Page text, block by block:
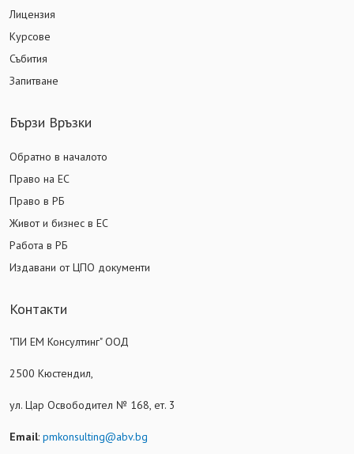
Лицензия
Курсове
Събития
Запитване
Бързи Връзки
Обратно в началото
Право на ЕС
Право в РБ
Живот и бизнес в ЕС
Работа в РБ
Издавани от ЦПО документи
Контакти
"ПИ ЕМ Консултинг" ООД
2500 Кюстендил,
ул. Цар Освободител № 168, ет. 3
Email: pmkonsulting@abv.bg